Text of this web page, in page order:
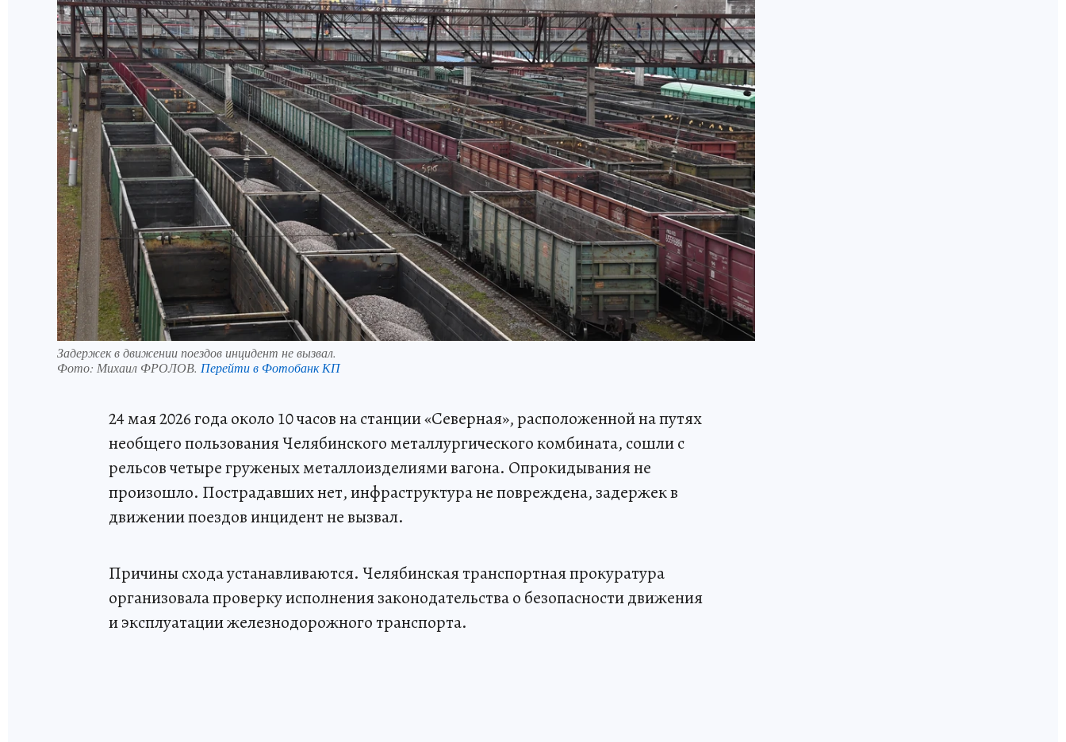
Задержек в движении поездов инцидент не вызвал.
Фото: Михаил ФРОЛОВ. Перейти в Фотобанк КП
24 мая 2026 года около 10 часов на станции «Северная», расположенной на путях
необщего пользования Челябинского металлургического комбината, сошли с
рельсов четыре груженых металлоизделиями вагона. Опрокидывания не
произошло. Пострадавших нет, инфраструктура не повреждена, задержек в
движении поездов инцидент не вызвал.
Причины схода устанавливаются. Челябинская транспортная прокуратура
организовала проверку исполнения законодательства о безопасности движения
и эксплуатации железнодорожного транспорта.